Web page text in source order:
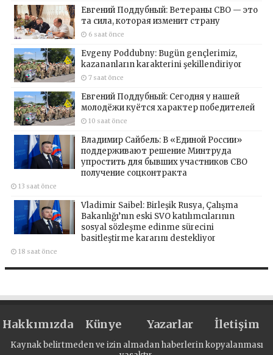
Евгений Поддубный: Ветераны СВО — это
та сила, которая изменит страну
6 saat önce
Evgeny Poddubny: Bugün gençlerimiz,
kazananların karakterini şekillendiriyor
7 saat önce
Евгений Поддубный: Сегодня у нашей
молодёжи куётся характер победителей
10 saat önce
Владимир Сайбель: В «Единой России»
поддерживают решение Минтруда
упростить для бывших участников СВО
получение соцконтракта
13 saat önce
Vladimir Saibel: Birleşik Rusya, Çalışma
Bakanlığı’nın eski SVO katılımcılarının
sosyal sözleşme edinme sürecini
basitleştirme kararını destekliyor
18 saat önce
Hakkımızda Künye Yazarlar İletişim
Kaynak belirtmeden ve izin almadan haberlerin kopyalanması